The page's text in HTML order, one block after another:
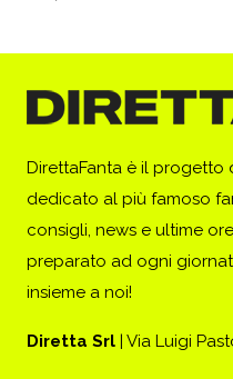
DirettaFanta è il progetto
dedicato al più famoso
consigli, news e ultime
preparato ad ogni
insieme a noi!
Diretta Srl | Via Luigi